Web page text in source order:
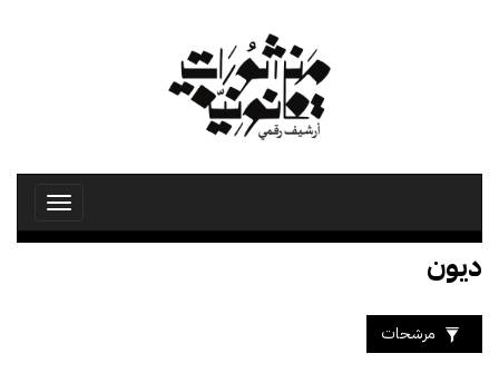
Toggle
ديون
مرشحات